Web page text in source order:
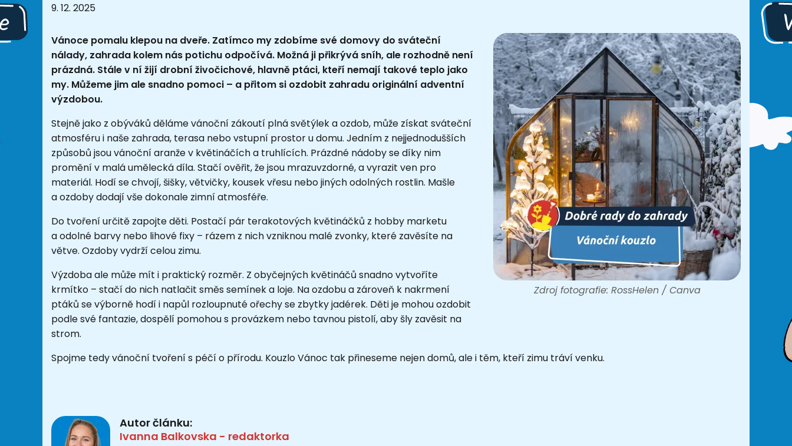
9. 12. 2025
Zdroj fotografie: RossHelen / Canva
Vánoce pomalu klepou na dveře. Zatímco my zdobíme své domovy do sváteční
nálady, zahrada kolem nás potichu odpočívá. Možná ji přikrývá sníh, ale rozhodně není
prázdná. Stále v ní žijí drobní živočichové, hlavně ptáci, kteří nemají takové teplo jako
my. Můžeme jim ale snadno pomoci – a přitom si ozdobit zahradu originální adventní
výzdobou.
Stejně jako z obýváků děláme vánoční zákoutí plná světýlek a ozdob, může získat sváteční
atmosféru i naše zahrada, terasa nebo vstupní prostor u domu. Jedním z nejjednodušších
způsobů jsou vánoční aranže v květináčích a truhlících. Prázdné nádoby se díky nim
promění v malá umělecká díla. Stačí ověřit, že jsou mrazuvzdorné, a vyrazit ven pro
materiál. Hodí se chvojí, šišky, větvičky, kousek vřesu nebo jiných odolných rostlin. Mašle
a ozdoby dodají vše dokonale zimní atmosféře.
Do tvoření určitě zapojte děti. Postačí pár terakotových květináčků z hobby marketu
a odolné barvy nebo lihové fixy – rázem z nich vzniknou malé zvonky, které zavěsíte na
větve. Ozdoby vydrží celou zimu.
Výzdoba ale může mít i praktický rozměr. Z obyčejných květináčů snadno vytvoříte
krmítko – stačí do nich natlačit směs semínek a loje. Na ozdobu a zároveň k nakrmení
ptáků se výborně hodí i napůl rozloupnuté ořechy se zbytky jadérek. Děti je mohou ozdobit
podle své fantazie, dospělí pomohou s provázkem nebo tavnou pistolí, aby šly zavěsit na
strom.
Spojme tedy vánoční tvoření s péčí o přírodu. Kouzlo Vánoc tak přineseme nejen domů, ale i těm, kteří zimu tráví venku.
Autor článku:
Ivanna Balkovska - redaktorka